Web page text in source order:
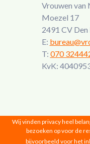
Vrouwen van
Moezel 17
2491 CV Den
E:
T: 070
KvK:
Vrouwen van
Wij vinden privacy heel
bezoeken op voor de
bijvoorbeeld voor het